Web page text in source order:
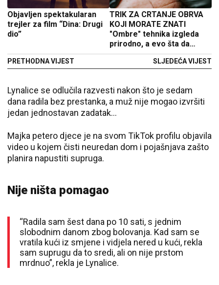
Objavljen spektakularan
trejler za film “Dina: Drugi
dio”
PRETHODNA VIJEST
TRIK ZA CRTANJE OBRVA
KOJI MORATE ZNATI
"Ombre" tehnika izgleda
prirodno, a evo šta da
izbjegavate pre tetovaže
SLJEDEĆA VIJEST
Lynalice se odlučila razvesti nakon što je sedam
dana radila bez prestanka, a muž nije mogao izvršiti
jedan jednostavan zadatak…
Majka petero djece je na svom TikTok profilu objavila
video u kojem čisti neuredan dom i pojašnjava zašto
planira napustiti supruga.
Nije ništa pomagao
“Radila sam šest dana po 10 sati, s jednim
slobodnim danom zbog bolovanja. Kad sam se
vratila kući iz smjene i vidjela nered u kući, rekla
sam suprugu da to sredi, ali on nije prstom
mrdnuo”, rekla je Lynalice.